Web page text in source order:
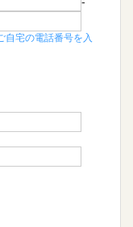
自宅の電話番号を入